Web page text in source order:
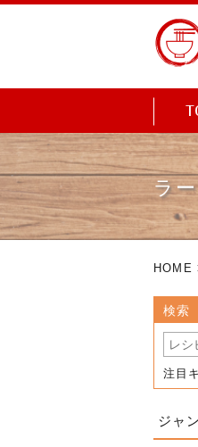
ラ
HOME
検索
注目
ジャ